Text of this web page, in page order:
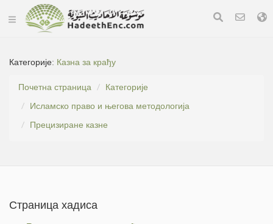
Категорије: Казна за крађу
Почетна страница
Категорије
Исламско право и његова методологија
Прецизиране казне
Страница хадиса